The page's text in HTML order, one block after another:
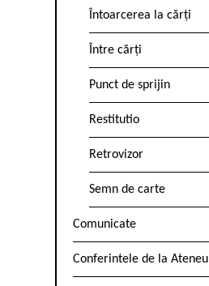
Întoarcerea la cărți
Între cărți
Punct de sprijin
Restitutio
Retrovizor
Semn de carte
Comunicate
Conferintele de la Ateneu